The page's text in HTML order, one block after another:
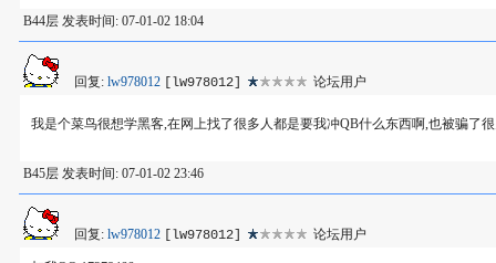
B44层 发表时间: 07-01-02 18:04
回复: lw978012 [lw978012] 论坛用户
我是个菜鸟很想学黑客,在网上找了很多人都是要我冲QB什么东西啊,也被骗了
B45层 发表时间: 07-01-02 23:46
回复: lw978012 [lw978012] 论坛用户